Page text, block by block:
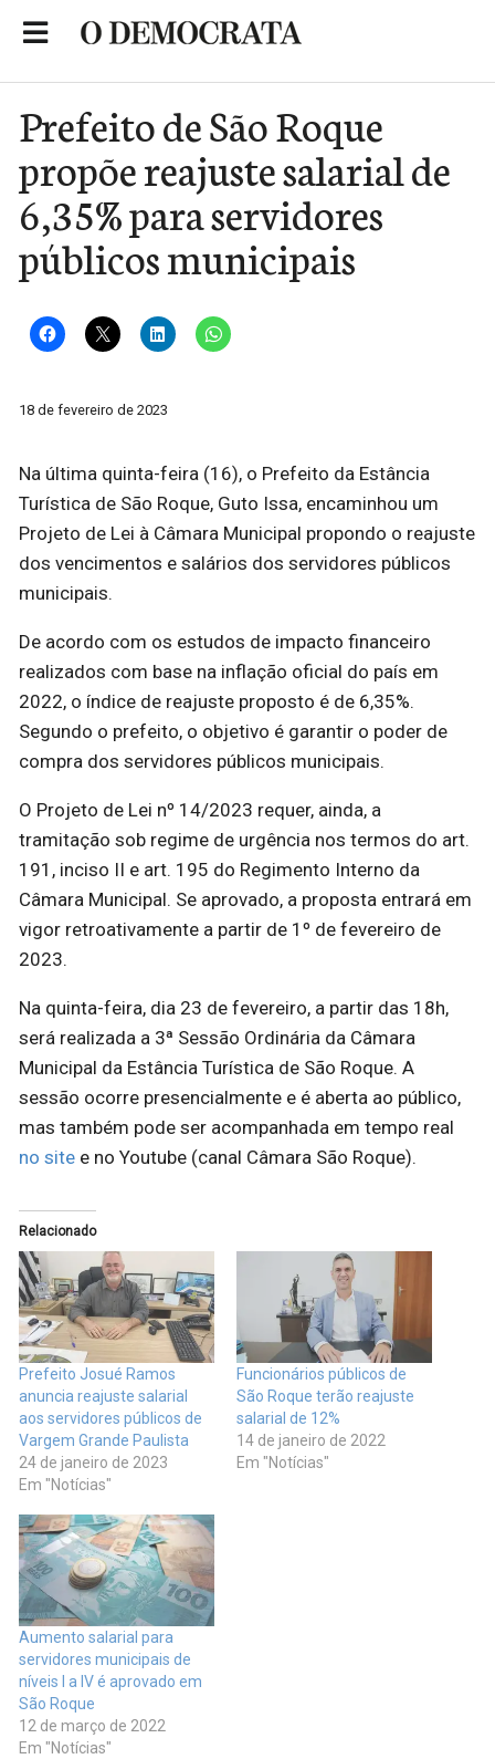
Prefeito de São Roque
propõe reajuste salarial de
6,35% para servidores
públicos municipais
18 de fevereiro de 2023
Na última quinta-feira (16), o Prefeito da Estância
Turística de São Roque, Guto Issa, encaminhou um
Projeto de Lei à Câmara Municipal propondo o reajuste
dos vencimentos e salários dos servidores públicos
municipais.
De acordo com os estudos de impacto financeiro
realizados com base na inflação oficial do país em
2022, o índice de reajuste proposto é de 6,35%.
Segundo o prefeito, o objetivo é garantir o poder de
compra dos servidores públicos municipais.
O Projeto de Lei nº 14/2023 requer, ainda, a
tramitação sob regime de urgência nos termos do art.
191, inciso II e art. 195 do Regimento Interno da
Câmara Municipal. Se aprovado, a proposta entrará em
vigor retroativamente a partir de 1º de fevereiro de
2023.
Na quinta-feira, dia 23 de fevereiro, a partir das 18h,
será realizada a 3ª Sessão Ordinária da Câmara
Municipal da Estância Turística de São Roque. A
sessão ocorre presencialmente e é aberta ao público,
mas também pode ser acompanhada em tempo real
no site e no Youtube (canal Câmara São Roque).
Relacionado
Prefeito Josué Ramos
anuncia reajuste salarial
aos servidores públicos de
Vargem Grande Paulista
24 de janeiro de 2023
Em "Notícias"
Funcionários públicos de
São Roque terão reajuste
salarial de 12%
14 de janeiro de 2022
Em "Notícias"
Aumento salarial para
servidores municipais de
níveis I a IV é aprovado em
São Roque
12 de março de 2022
Em "Notícias"